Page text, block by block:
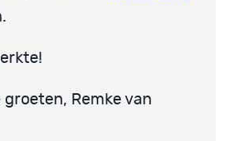
Remke van